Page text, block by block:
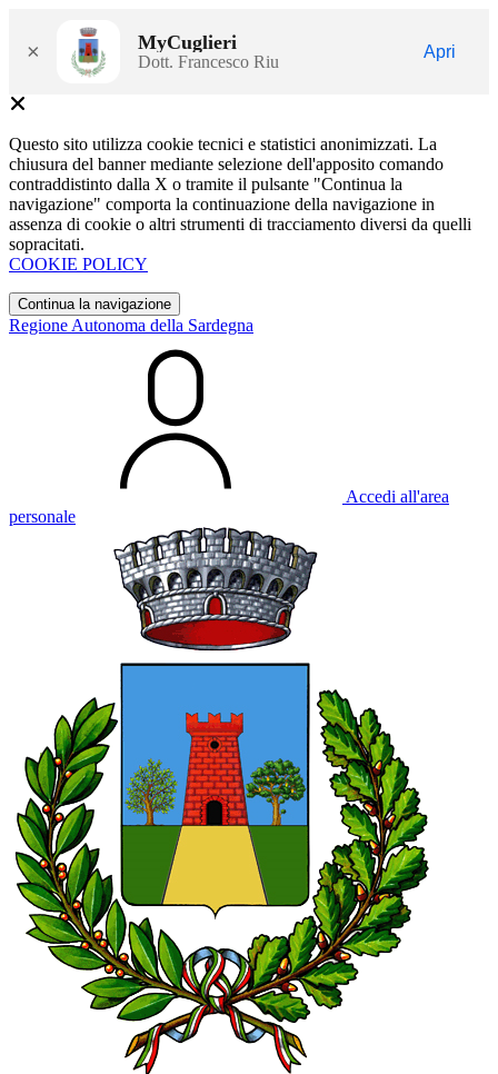
× MyCuglieri
Dott. Francesco Riu
Apri
Questo sito utilizza cookie tecnici e statistici anonimizzati. La
chiusura del banner mediante selezione dell'apposito comando
contraddistinto dalla X o tramite il pulsante "Continua la
navigazione" comporta la continuazione della navigazione in
assenza di cookie o altri strumenti di tracciamento diversi da quelli
sopracitati.
COOKIE POLICY
Continua la navigazione
Regione Autonoma della Sardegna
Accedi all'area
personale